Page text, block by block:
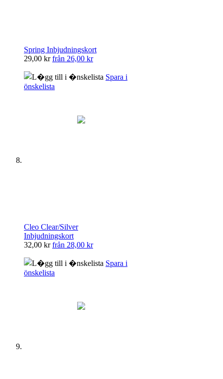
Spring Inbjudningskort
29,00 kr från 26,00 kr
Spara i
önskelista
Cleo Clear/Silver
Inbjudningskort
32,00 kr från 28,00 kr
Spara i
önskelista